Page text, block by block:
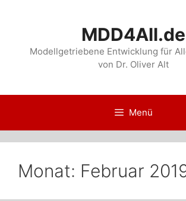
MDD4All.de
Modellgetriebene Entwicklung für
von Dr. Oliver Alt
Menü
Monat: Februar